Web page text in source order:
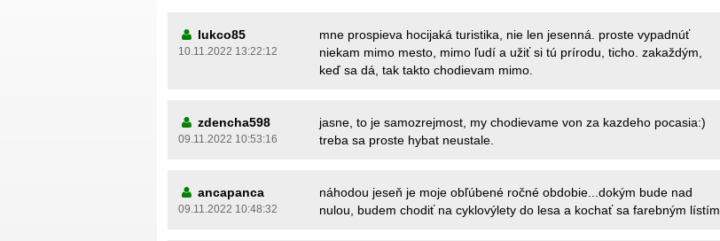
lukco85
10.11.2022 13:22:12
mne prospieva hocijaká turistika, nie len jesenná. proste vypadnúť
niekam mimo mesto, mimo ľudí a užiť si tú prírodu, ticho. zakaždým,
keď sa dá, tak takto chodievam mimo.
zdencha598
09.11.2022 10:53:16
jasne, to je samozrejmost, my chodievame von za kazdeho pocasia:)
treba sa proste hybat neustale.
ancapanca
09.11.2022 10:48:32
náhodou jeseň je moje obľúbené ročné obdobie...dokým bude nad
nulou, budem chodiť na cyklovýlety do lesa a kochať sa farebným lístím